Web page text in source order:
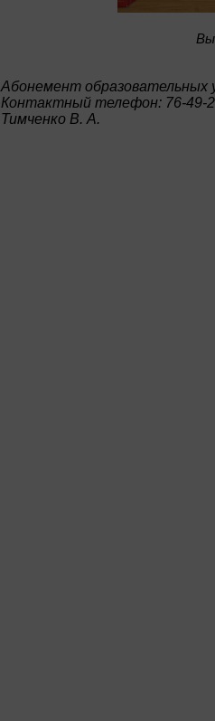
Абонемент образовательных
Контактный телефон: 76-49-
Тимченко В. А.